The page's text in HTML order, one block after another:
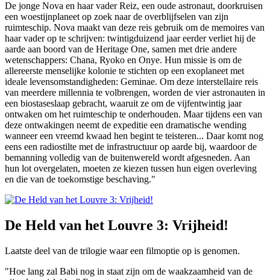
De jonge Nova en haar vader Reiz, een oude astronaut, doorkruisen
een woestijnplaneet op zoek naar de overblijfselen van zijn
ruimteschip. Nova maakt van deze reis gebruik om de memoires van
haar vader op te schrijven: twintigduizend jaar eerder verliet hij de
aarde aan boord van de Heritage One, samen met drie andere
wetenschappers: Chana, Ryoko en Onye. Hun missie is om de
allereerste menselijke kolonie te stichten op een exoplaneet met
ideale levensomstandigheden: Geminae. Om deze interstellaire reis
van meerdere millennia te volbrengen, worden de vier astronauten in
een biostaseslaap gebracht, waaruit ze om de vijfentwintig jaar
ontwaken om het ruimteschip te onderhouden. Maar tijdens een van
deze ontwakingen neemt de expeditie een dramatische wending
wanneer een vreemd kwaad hen begint te teisteren... Daar komt nog
eens een radiostilte met de infrastructuur op aarde bij, waardoor de
bemanning volledig van de buitenwereld wordt afgesneden. Aan
hun lot overgelaten, moeten ze kiezen tussen hun eigen overleving
en die van de toekomstige beschaving."
De Held van het Louvre 3: Vrijheid!
Laatste deel van de trilogie waar een filmoptie op is genomen.
"Hoe lang zal Babi nog in staat zijn om de waakzaamheid van de